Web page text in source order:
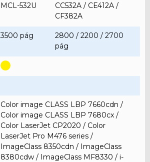
MCL-532U
CC532A / CE412A /
CF382A
3500 pág
2800 / 2200 / 2700
pág
Color image CLASS LBP 7660cdn /
Color image CLASS LBP 7680cx /
Color LaserJet CP2020 / Color
LaserJet Pro M476 series /
ImageClass 8350cdn / ImageClass
8380cdw / ImageClass MF8330 / i-